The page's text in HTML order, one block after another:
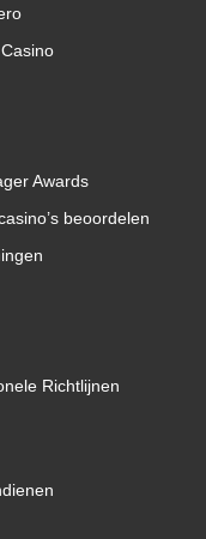
Awards
beoordelen
Richtlijnen